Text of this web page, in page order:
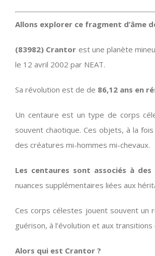
Allons explorer ce fragment d’âme
(83982) Crantor est une planète
le 12 avril 2002 par NEAT.
Sa révolution est de de 86,12 ans en
Un centaure est un type de corps
souvent chaotique. Ces objets, à la
des créatures mi-hommes mi-chevaux.
Les centaures sont associés à
nuances supplémentaires liées aux
Ces corps célestes jouent souvent un
guérison, à l’évolution et aux transitions
Alors qui est Crantor ?